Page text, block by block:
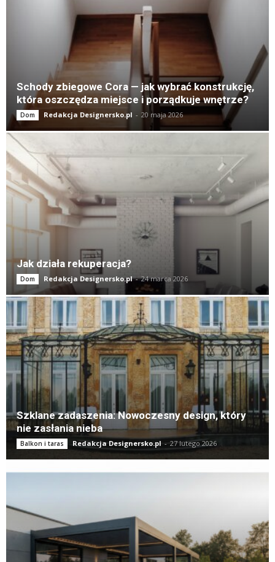
Schody zbiegowe Cora — jak wybrać konstrukcję,
która oszczędza miejsce i porządkuje wnętrze?
Dom Redakcja Designersko.pl - 20 maja 2026
Jak działa rekuperacja?
Dom Redakcja Designersko.pl - 24 marca 2026
Szklane zadaszenia: Nowoczesny design, który
nie zasłania nieba
Balkon i taras Redakcja Designersko.pl - 27 lutego 2026